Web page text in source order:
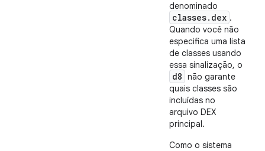
denominado
classes.dex .
Quando você não
especifica uma lista
de classes usando
essa sinalização, o
d8 não garante
quais classes são
incluídas no
arquivo DEX
principal.
Como o sistema